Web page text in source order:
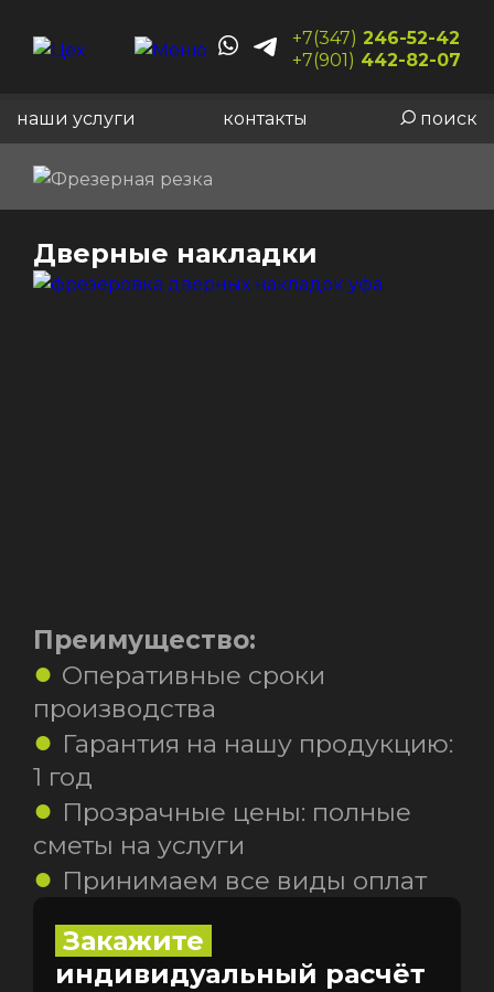
наши услуги контакты поиск
+7(347) 246-52-42
+7(901) 442-82-07
Фрезерная резка
Дверные накладки
Преимущество:
Оперативные сроки
производства
Гарантия на нашу продукцию:
1 год
Прозрачные цены: полные
сметы на услуги
Принимаем все виды оплат
Закажите
индивидуальный расчёт